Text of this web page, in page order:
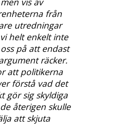
från
utredningar
helt enkelt inte
på att endast
räcker.
att politikerna
förstå vad det
gör sig skyldiga
återigen skulle
att skjuta